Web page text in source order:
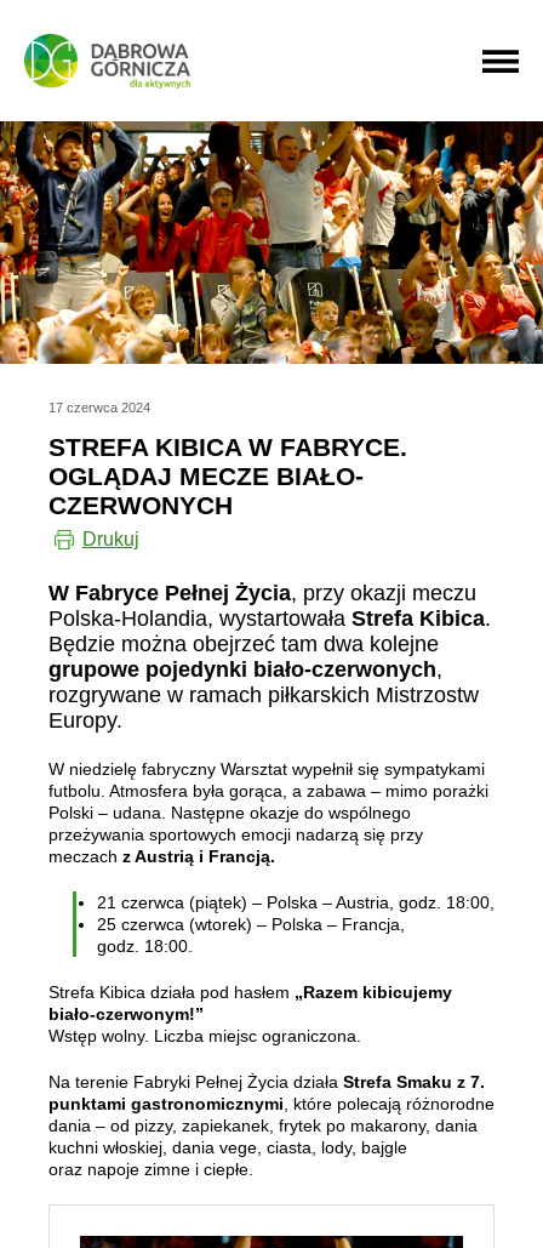
PRZEJDŹ DO MENU GŁÓWNEGO
PRZEJDŹ DO WYSZUKIWARKI
PRZEJDŹ DO TREŚCI
17 czerwca 2024
STREFA KIBICA W FABRYCE.
OGLĄDAJ MECZE BIAŁO-
CZERWONYCH
Drukuj
W Fabryce Pełnej Życia, przy okazji meczu
Polska-Holandia, wystartowała Strefa Kibica.
Będzie można obejrzeć tam dwa kolejne
grupowe pojedynki biało-czerwonych,
rozgrywane w ramach piłkarskich Mistrzostw
Europy.
W niedzielę fabryczny Warsztat wypełnił się sympatykami
futbolu. Atmosfera była gorąca, a zabawa – mimo porażki
Polski – udana. Następne okazje do wspólnego
przeżywania sportowych emocji nadarzą się przy
meczach z Austrią i Francją.
21 czerwca (piątek) – Polska – Austria, godz. 18:00,
25 czerwca (wtorek) – Polska – Francja,
godz. 18:00.
Strefa Kibica działa pod hasłem „Razem kibicujemy
biało-czerwonym!”
Wstęp wolny. Liczba miejsc ograniczona.
Na terenie Fabryki Pełnej Życia działa Strefa Smaku z 7.
punktami gastronomicznymi , które polecają różnorodne
dania – od pizzy, zapiekanek, frytek po makarony, dania
kuchni włoskiej, dania vege, ciasta, lody, bajgle
oraz napoje zimne i ciepłe.